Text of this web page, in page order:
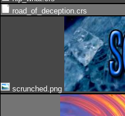
road_of_deception.crs
scrunched.png